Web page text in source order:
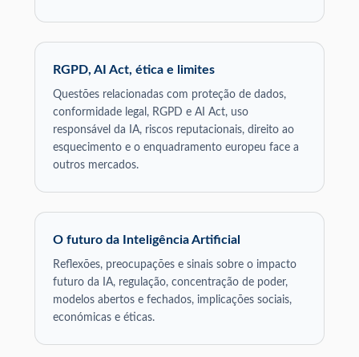
RGPD, AI Act, ética e limites
Questões relacionadas com proteção de dados,
conformidade legal, RGPD e AI Act, uso
responsável da IA, riscos reputacionais, direito ao
esquecimento e o enquadramento europeu face a
outros mercados.
O futuro da Inteligência Artificial
Reflexões, preocupações e sinais sobre o impacto
futuro da IA, regulação, concentração de poder,
modelos abertos e fechados, implicações sociais,
económicas e éticas.